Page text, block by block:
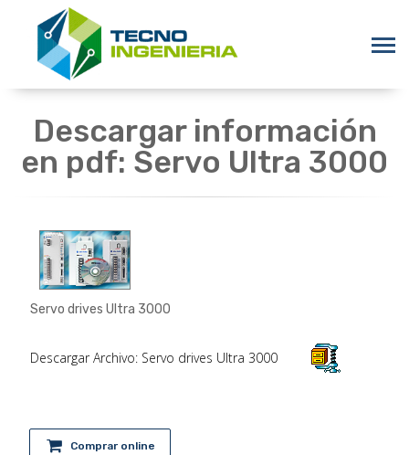
Descargar información
en pdf: Servo Ultra 3000
Servo drives Ultra 3000
Descargar Archivo: Servo drives Ultra 3000
Comprar online